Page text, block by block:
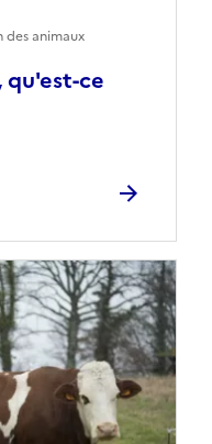
qu'est-ce
animaux